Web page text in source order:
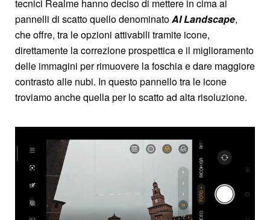
tecnici Realme hanno deciso di mettere in cima ai
pannelli di scatto quello denominatoAI Landscape,
che offre, tra le opzioni attivabili tramite icone,
direttamente la correzione prospettica e il miglioramento
delle immagini per rimuovere la foschia e dare maggiore
contrasto alle nubi. In questo pannello tra le icone
troviamo anche quella per lo scatto ad alta risoluzione.